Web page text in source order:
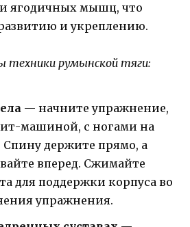
ягодичных мышц, что
и укреплению.
техники румынской тяги:
— начните упражнение,
машиной, с ногами на
держите прямо, а
вперед. Сжимайте
для поддержки корпуса во
упражнения.